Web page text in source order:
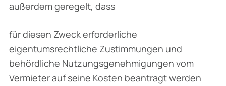
außerdem geregelt, dass
für diesen Zweck erforderliche
eigentumsrechtliche Zustimmungen und
behördliche Nutzungsgenehmigungen vom
Vermieter auf seine Kosten beantragt werden